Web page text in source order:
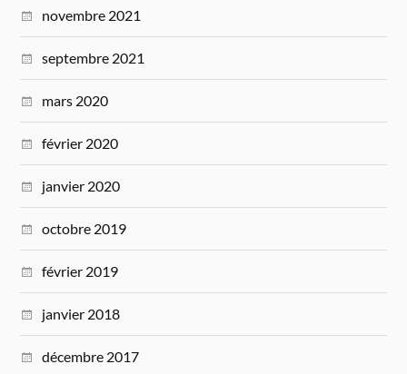
novembre 2021
septembre 2021
mars 2020
février 2020
janvier 2020
octobre 2019
février 2019
janvier 2018
décembre 2017